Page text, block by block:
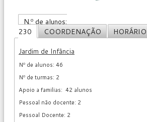
N.º de alunos:
230
COORDENAÇÃO HORÁRIO
Jardim de Infância
Nº de alunos: 46
Nº de turmas: 2
Apoio a familias: 42 alunos
Pessoal não docente: 2
Pessoal Docente: 2